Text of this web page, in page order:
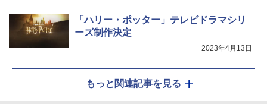
「ハリー・ポッター」テレビドラマシリ
ーズ制作決定
2023年4月13日
もっと関連記事を見る